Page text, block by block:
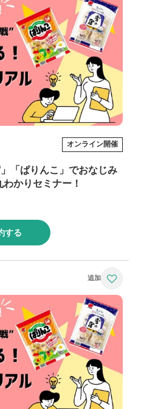
オンライン開催
「ぱりんこ」でおなじみ
かりセミナー！
する